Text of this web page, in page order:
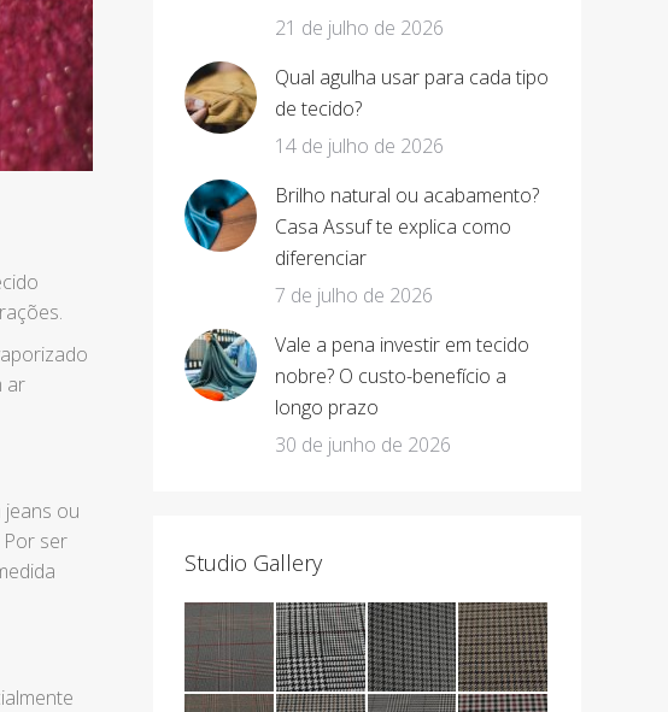
ar
jeans ou
ser
21 de julho de 2026
Qual agulha usar para cada tipo
de tecido?
14 de julho de 2026
Brilho natural ou acabamento?
Casa Assuf te explica como
diferenciar
7 de julho de 2026
Vale a pena investir em tecido
nobre? O custo-benefício a
longo prazo
30 de junho de 2026
Studio Gallery